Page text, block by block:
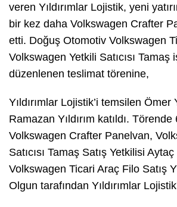
veren Yıldırımlar Lojistik, yeni
bir kez daha Volkswagen Crafter
etti. Doğuş Otomotiv Volkswagen
Volkswagen Yetkili Satıcısı Tamaş
düzenlenen teslimat törenine,
Yıldırımlar Lojistik’i temsilen Ömer
Ramazan Yıldırım katıldı.
Volkswagen Crafter Panelvan,
Satıcısı Tamaş Satış Yetkilisi
Volkswagen Ticari Araç Filo Satış
Olgun tarafından Yıldırımlar